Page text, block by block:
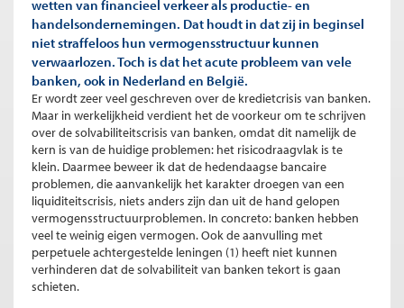
wetten van financieel verkeer als productie- en
handelsondernemingen. Dat houdt in dat zij in beginsel
niet straffeloos hun vermogensstructuur kunnen
verwaarlozen. Toch is dat het acute probleem van vele
banken, ook in Nederland en België.
Er wordt zeer veel geschreven over de kredietcrisis van banken.
Maar in werkelijkheid verdient het de voorkeur om te schrijven
over de solvabiliteitscrisis van banken, omdat dit namelijk de
kern is van de huidige problemen: het risicodraagvlak is te
klein. Daarmee beweer ik dat de hedendaagse bancaire
problemen, die aanvankelijk het karakter droegen van een
liquiditeitscrisis, niets anders zijn dan uit de hand gelopen
vermogensstructuurproblemen. In concreto: banken hebben
veel te weinig eigen vermogen. Ook de aanvulling met
perpetuele achtergestelde leningen (1) heeft niet kunnen
verhinderen dat de solvabiliteit van banken tekort is gaan
schieten.